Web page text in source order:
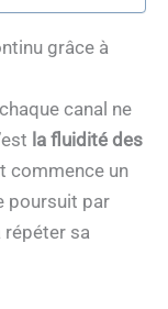
grâce à
canal ne
la fluidité des
commence un
poursuit par
répéter sa